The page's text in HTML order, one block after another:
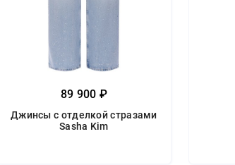
89 900 ₽
Джинсы с отделкой стразами
Sasha Kim